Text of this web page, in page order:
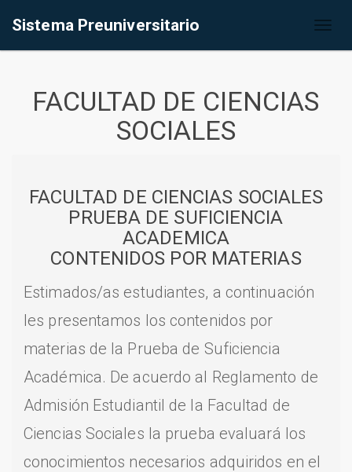
Sistema Preuniversitario
FACULTAD DE CIENCIAS
SOCIALES
FACULTAD DE CIENCIAS SOCIALES
PRUEBA DE SUFICIENCIA
ACADEMICA
CONTENIDOS POR MATERIAS
Estimados/as estudiantes, a continuación
les presentamos los contenidos por
materias de la Prueba de Suficiencia
Académica. De acuerdo al Reglamento de
Admisión Estudiantil de la Facultad de
Ciencias Sociales la prueba evaluará los
conocimientos necesarios adquiridos en el